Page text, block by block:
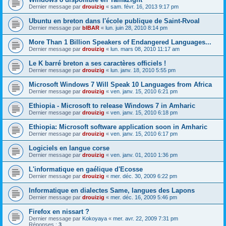
Dernier message par drouizig « sam. févr. 16, 2013 9:17 pm
Ubuntu en breton dans l'école publique de Saint-Rvoal
Dernier message par bIBAR « lun. juin 28, 2010 8:14 pm
More Than 1 Billion Speakers of Endangered Languages...
Dernier message par drouizig « lun. mars 08, 2010 11:17 am
Le K barré breton a ses caractères officiels !
Dernier message par drouizig « lun. janv. 18, 2010 5:55 pm
Microsoft Windows 7 Will Speak 10 Languages from Africa
Dernier message par drouizig « ven. janv. 15, 2010 6:21 pm
Ethiopia - Microsoft to release Windows 7 in Amharic
Dernier message par drouizig « ven. janv. 15, 2010 6:18 pm
Ethiopia: Microsoft software application soon in Amharic
Dernier message par drouizig « ven. janv. 15, 2010 6:17 pm
Logiciels en langue corse
Dernier message par drouizig « ven. janv. 01, 2010 1:36 pm
L'informatique en gaélique d'Ecosse
Dernier message par drouizig « mer. déc. 30, 2009 6:22 pm
Informatique en dialectes Same, langues des Lapons
Dernier message par drouizig « mer. déc. 16, 2009 5:46 pm
Firefox en nissart ?
Dernier message par Kokoyaya « mer. avr. 22, 2009 7:31 pm
Réponses : 3